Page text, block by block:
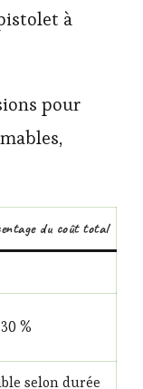
à
pour
du coût total
%
selon durée